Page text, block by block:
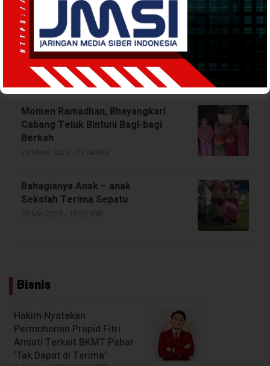
Polres Teluk Bintuni Bagikan
Hasil Kebun ke Masyarakat
15 April 2024 - 12:49 WIB
Momen Ramadhan, Bhayangkari
Cabang Teluk Bintuni Bagi-bagi
Berkah
Bahagianya Anak – anak
Sekolah Terima Sepatu
Bisnis
Hakim Nyatakan
Permohonan Prapid Fitri
Arniati Terkait BKMT Pabar
‘Tak Dapat di Terima’